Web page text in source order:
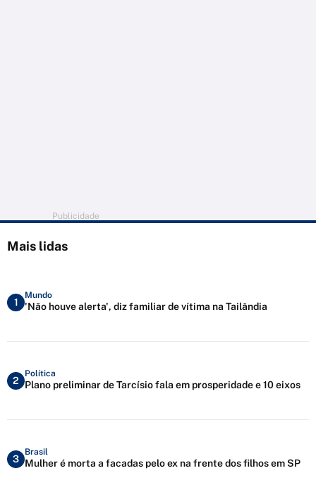
Publicidade
Mais lidas
1
Mundo
'Não houve alerta', diz familiar de vítima na Tailândia
2
Política
Plano preliminar de Tarcísio fala em prosperidade e 10 eixos
3
Brasil
Mulher é morta a facadas pelo ex na frente dos filhos em SP